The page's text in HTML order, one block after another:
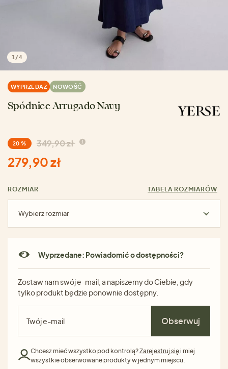
1 /4
WYPRZEDAŻ NOWOŚĆ
Spódnice Arrugado Navy
20 % 349,90 zł
279,90 zł
ROZMIAR TABELA ROZMIARÓW
Wybierz rozmiar
Wyprzedane: Powiadomić o dostępności?
Zostaw nam swój e-mail, a napiszemy do Ciebie, gdy
tylko produkt będzie ponownie dostępny.
Obserwuj
Chcesz mieć wszystko pod kontrolą?Zarejestruj sięi miej
wszystkie obserwowane produkty w jednym miejscu.